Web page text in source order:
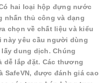
hai loại hộp đựng nước
nhấn thủ công và dạng
chọn về chất liệu và kiểu
này yêu cầu người dùng
dung dịch. Chúng
dễ lắp đặt. Các thương
SafeVN, được đánh giá cao